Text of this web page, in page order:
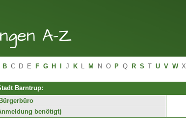
A-Z
B C D E F G H J K M N O P Q R S T U V W X
Barntrup:
benötigt)